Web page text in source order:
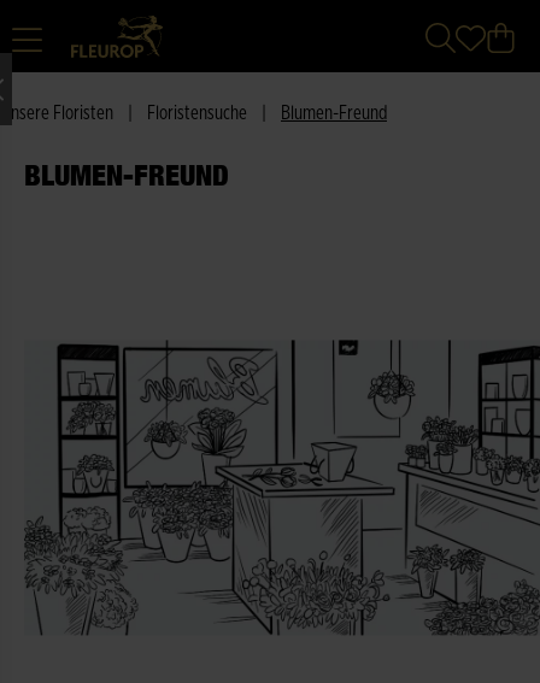
Unsere Floristen Floristensuche Blumen-Freund
BLUMEN-FREUND